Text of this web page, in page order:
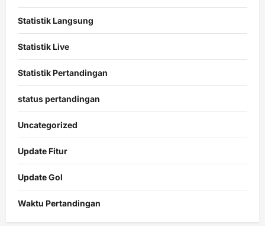
Statistik Langsung
Statistik Live
Statistik Pertandingan
status pertandingan
Uncategorized
Update Fitur
Update Gol
Waktu Pertandingan